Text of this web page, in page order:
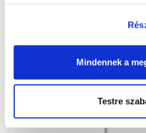
Mindennek a
Testre